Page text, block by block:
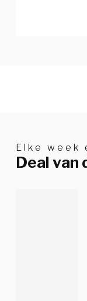
Elke week
Deal van